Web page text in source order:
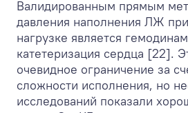
Валидированным прямым
давления наполнения ЛЖ
нагрузке является
катетеризация сердца [22].
очевидное ограничение за
сложности исполнения, но
исследований показали